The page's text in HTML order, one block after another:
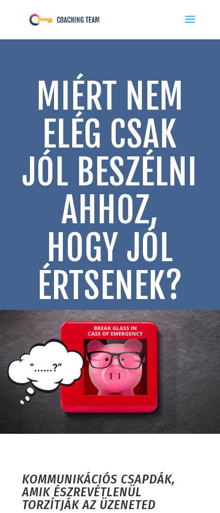
MIÉRT NEM
ELÉG CSAK
JÓL BESZÉLNI
AHHOZ,
HOGY JÓL
ÉRTSENEK?
KOMMUNIKÁCIÓS CSAPDÁK,
AMIK ÉSZREVÉTLENÜL
TORZÍTJÁK AZ ÜZENETED